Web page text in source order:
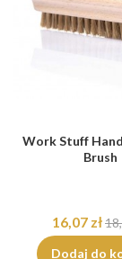
Work Stuff
Brush
16,07 zł
Dodaj do